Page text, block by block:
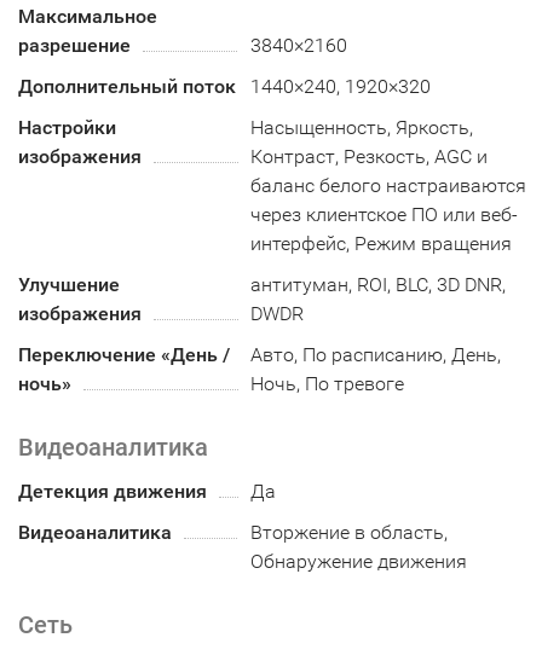
Максимальное
разрешение
3840×2160
Дополнительный поток
1440×240, 1920×320
Настройки
изображения
Насыщенность, Яркость,
Контраст, Резкость, AGC и
баланс белого настраиваются
через клиентское ПО или веб-
интерфейс, Режим вращения
Улучшение
изображения
антитуман, ROI, BLC, 3D DNR,
DWDR
Переключение «День /
ночь»
Авто, По расписанию, День,
Ночь, По тревоге
Видеоаналитика
Детекция движения
Да
Видеоаналитика
Вторжение в область,
Обнаружение движения
Сеть